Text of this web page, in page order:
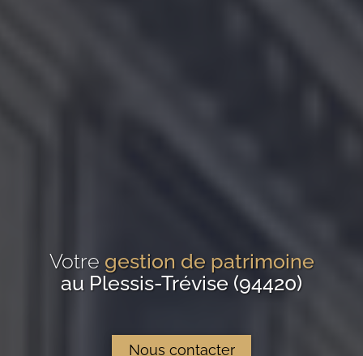
Votre gestion de patrimoine
au Plessis-Trévise (94420)
Nous contacter